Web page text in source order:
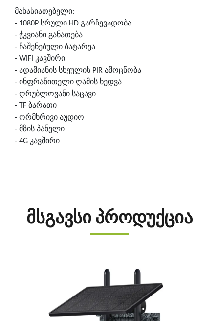
მახასიათებელი:
- 1080P სრული HD გარჩევადობა
- ჭკვიანი განათება
- ჩაშენებული ბატარეა
- WIFI კავშირი
- ადამიანის სხეულის PIR ამოცნობა
- ინფრაწითელი ღამის ხედვა
- ღრუბლოვანი საცავი
- TF ბარათი
- ორმხრივი აუდიო
- მზის პანელი
- 4G კავშირი
მსგავსი პროდუქცია